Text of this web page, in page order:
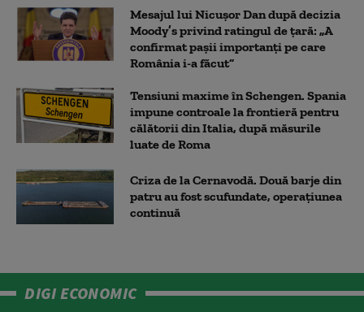
Mesajul lui Nicușor Dan după decizia
Moody’s privind ratingul de țară: „A
confirmat pașii importanți pe care
România i-a făcut”
Tensiuni maxime în Schengen. Spania
impune controale la frontieră pentru
călătorii din Italia, după măsurile
luate de Roma
Criza de la Cernavodă. Două barje din
patru au fost scufundate, operațiunea
continuă
DIGI ECONOMIC